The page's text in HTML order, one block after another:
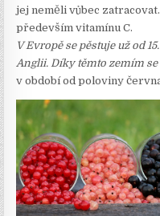
jej neměli vůbec
především vitamínu C.
V Evropě se pěstuje už od
Anglii. Díky těmto zemím
v období od poloviny